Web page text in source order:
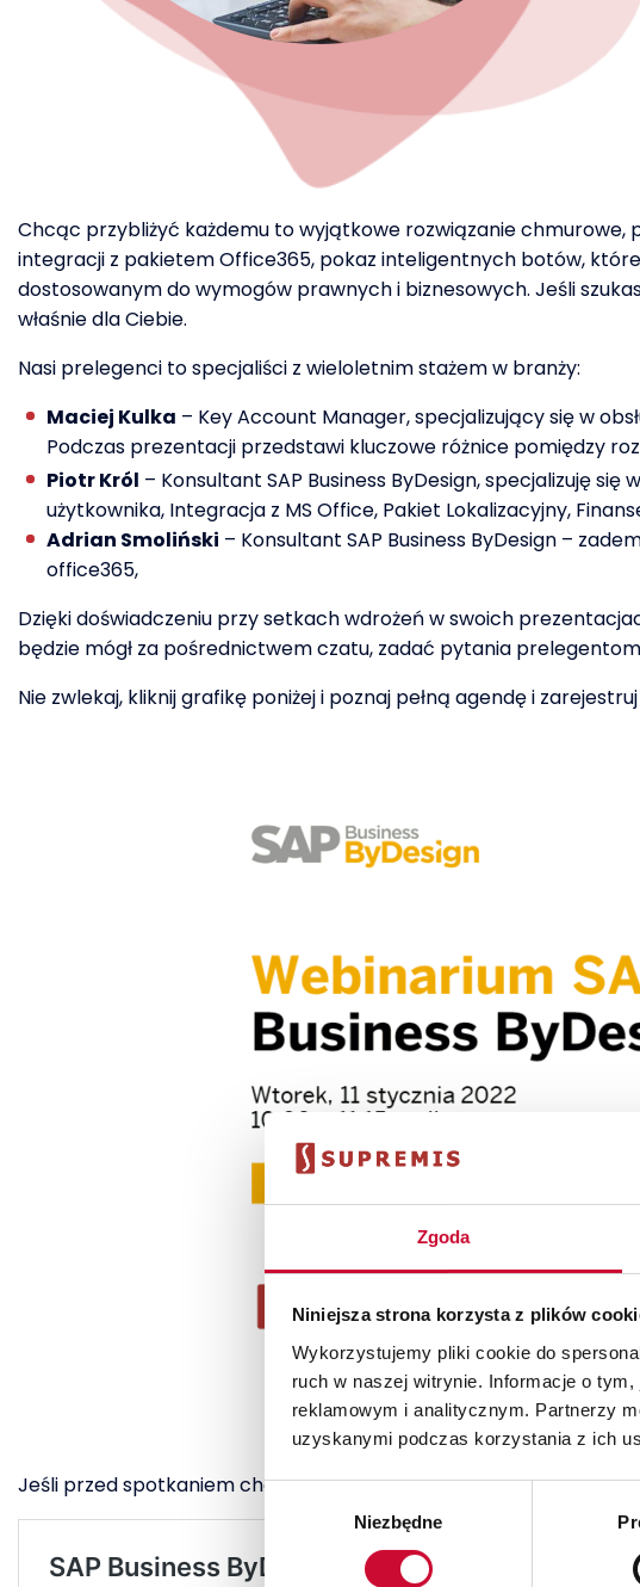
Zgoda
Niniejsza strona korzysta z plików
Wykorzystujemy pliki cookie do
ruch w naszej witrynie. Informacje o
reklamowym i analitycznym. Partnerzy
uzyskanymi podczas korzystania z ich
Wybór
zgody
Niezbędne
Chcąc przybliżyć każdemu to wyjątkowe rozwiązanie
integracji z pakietem Office365, pokaz inteligentnych botów,
dostosowanym do wymogów prawnych i biznesowych. Jeśli
właśnie dla Ciebie.
Nasi prelegenci to specjaliści z wieloletnim stażem w branży:
Maciej Kulka – Key Account Manager, specjalizujący się w
Podczas prezentacji przedstawi kluczowe różnice pomiędzy
Piotr Król – Konsultant SAP Business ByDesign, specjalizuję
użytkownika, Integracja z MS Office, Pakiet Lokalizacyjny,
Adrian Smoliński – Konsultant SAP Business ByDesign –
office365,
Dzięki doświadczeniu przy setkach wdrożeń w swoich
będzie mógł za pośrednictwem czatu, zadać pytania
Nie zwlekaj, kliknij grafikę poniżej i poznaj pełną agendę i zarejestruj
Jeśli przed spotkaniem chcesz się zapoznać z systemem,